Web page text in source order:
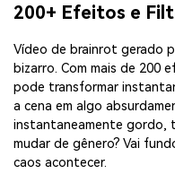
200+ Efeitos e
Vídeo de brainrot gerado
bizarro. Com mais de 200
pode transformar
a cena em algo
instantaneamente gordo,
mudar de gênero? Vai
caos acontecer.